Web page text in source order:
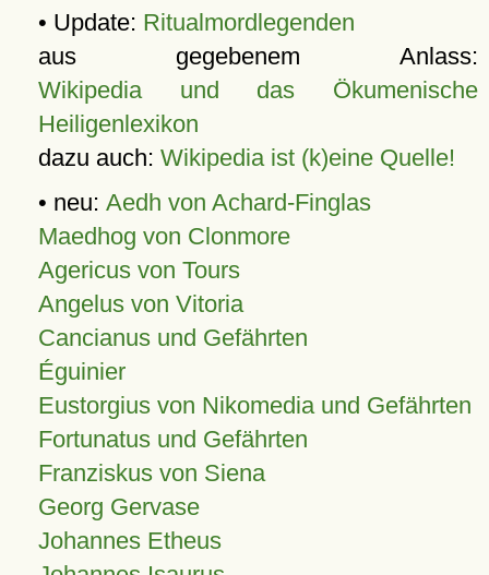
• Update: Ritualmordlegenden
aus gegebenem Anlass:
Wikipedia und das Ökumenische
Heiligenlexikon
dazu auch: Wikipedia ist (k)eine Quelle!
• neu: Aedh von Achard-Finglas
Maedhog von Clonmore
Agericus von Tours
Angelus von Vitoria
Cancianus und Gefährten
Éguinier
Eustorgius von Nikomedia und Gefährten
Fortunatus und Gefährten
Franziskus von Siena
Georg Gervase
Johannes Etheus